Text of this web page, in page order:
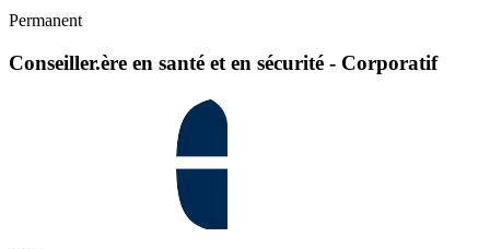
Permanent
Conseiller.ère en santé et en sécurité - Corporatif